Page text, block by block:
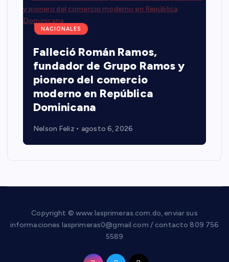
NACIONALES
Falleció Román Ramos,
fundador de Grupo Ramos y
pionero del comercio
moderno en República
Dominicana
Nelson Feliz agosto 6, 2026
Copyright © www.lasprimeras.com.do, enviar sus
informaciones lasprimeras0@gmail.com / contacto 809 756
5589